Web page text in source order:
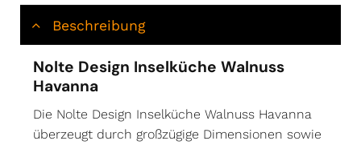
Beschreibung
Nolte Design Inselküche Walnuss
Havanna
Die Nolte Design Inselküche Walnuss Havanna
überzeugt durch großzügige Dimensionen sowie